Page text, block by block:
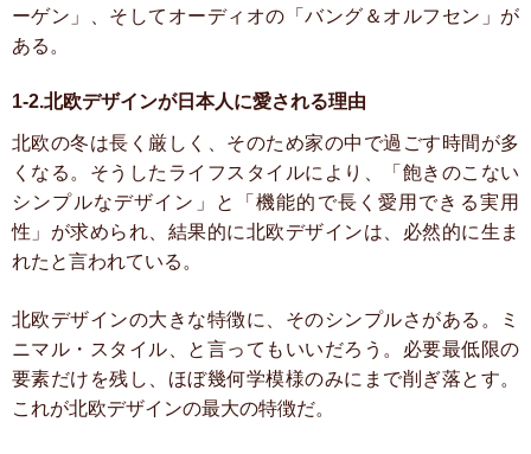
ーゲン」、そしてオーディオの「バング＆オルフセン」が
ある。
1-2.北欧デザインが日本人に愛される理由
北欧の冬は長く厳しく、そのため家の中で過ごす時間が多
くなる。そうしたライフスタイルにより、「飽きのこない
シンプルなデザイン」と「機能的で長く愛用できる実用
性」が求められ、結果的に北欧デザインは、必然的に生ま
れたと言われている。
北欧デザインの大きな特徴に、そのシンプルさがある。ミ
ニマル・スタイル、と言ってもいいだろう。必要最低限の
要素だけを残し、ほぼ幾何学模様のみにまで削ぎ落とす。
これが北欧デザインの最大の特徴だ。